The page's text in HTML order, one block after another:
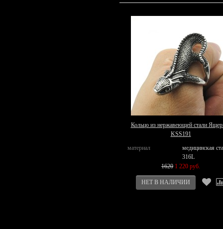
Кольцо из нержавеющей стали
KSS191
материал
медицинская
316L
1620 1 220 руб.